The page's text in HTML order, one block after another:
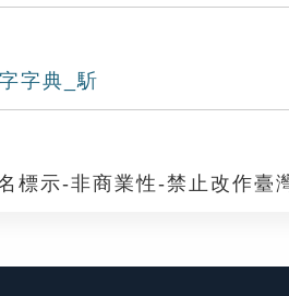
字典_馸
標示-非商業性-禁止改作臺